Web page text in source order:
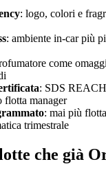
: logo, colori e
: ambiente in-car più
come
: SDS
flotta manager
: mai più
trimestrale
che già